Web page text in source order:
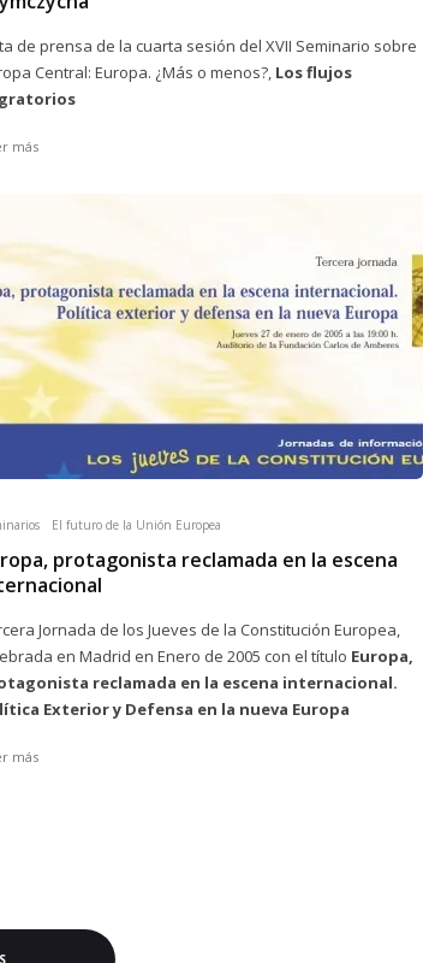
de prensa de la cuarta sesión del XVII Seminario sobre
Central: Europa. ¿Más o menos?, Los flujos
más
El futuro de la Unión Europea
protagonista reclamada en la escena
Jornada de los Jueves de la Constitución Europea,
en Madrid en Enero de 2005 con el título Europa,
reclamada en la escena internacional.
Exterior y Defensa en la nueva Europa
más